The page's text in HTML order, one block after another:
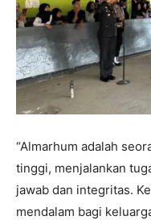
“Almarhum adalah
tinggi, menjalankan
jawab dan integritas.
mendalam bagi